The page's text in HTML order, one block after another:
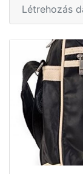
Létrehozás